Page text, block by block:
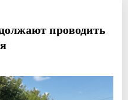
проводить